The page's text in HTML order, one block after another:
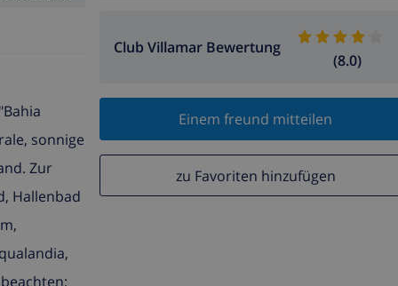
Club Villamar Bewertung
(8.0)
Einem freund mitteilen
zu Favoriten hinzufügen
sonnige
Zur
Hallenbad